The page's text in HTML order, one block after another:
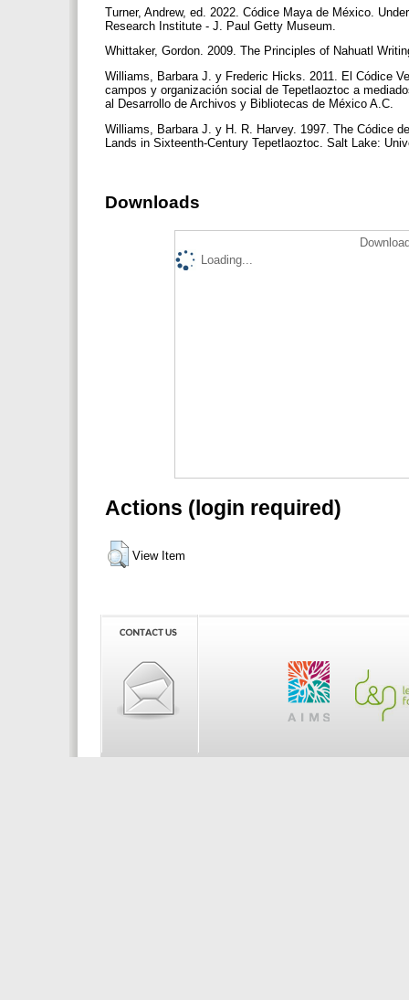
Turner, Andrew, ed. 2022. Códice Maya de México.
Research Institute - J. Paul Getty Museum.
Whittaker, Gordon. 2009. The Principles of Nahuatl
Williams, Barbara J. y Frederic Hicks. 2011. El Códice
campos y organización social de Tepetlaoztoc a
al Desarrollo de Archivos y Bibliotecas de México A.C.
Williams, Barbara J. y H. R. Harvey. 1997. The Códice
Lands in Sixteenth-Century Tepetlaoztoc. Salt Lake:
Downloads
Loading...
Actions (login required)
View Item